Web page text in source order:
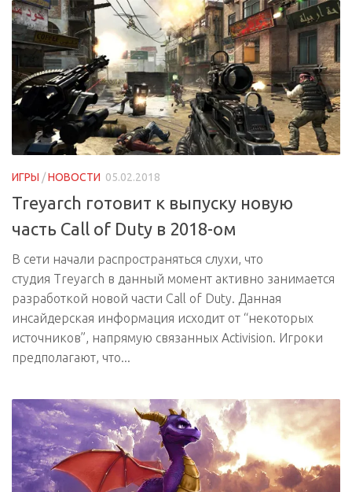
ИГРЫ /НОВОСТИ 05.02.2018
Treyarch готовит к выпуску новую
часть Call of Duty в 2018-ом
В сети начали распространяться слухи, что
студия Treyarch в данный момент активно занимается
разработкой новой части Call of Duty. Данная
инсайдерская информация исходит от “некоторых
источников”, напрямую связанных Activision. Игроки
предполагают, что...